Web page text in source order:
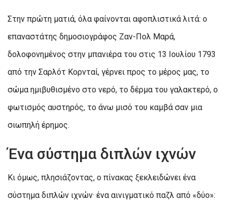
Στην πρώτη ματιά, όλα φαίνονται αφοπλιστικά λιτά: ο
επαναστάτης δημοσιογράφος Ζαν-Πολ Μαρά,
δολοφονημένος στην μπανιέρα του στις 13 Ιουλίου 1793
από την Σαρλότ Κορνταί, γέρνει προς το μέρος μας, το
σώμα ημιβυθισμένο στο νερό, το δέρμα του γαλακτερό, ο
φωτισμός αυστηρός, το άνω μισό του καμβά σαν μια
σιωπηλή έρημος.
Ένα σύστημα διπλών ιχνών
Κι όμως, πλησιάζοντας, ο πίνακας ξεκλειδώνει ένα
σύστημα διπλών ιχνών· ένα αινιγματικό παζλ από «δύο»: